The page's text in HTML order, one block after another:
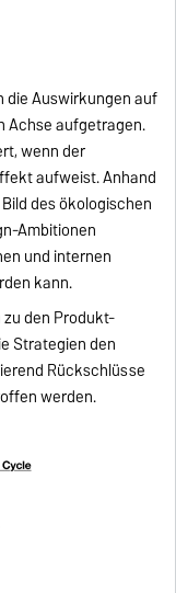
die Auswirkungen auf
Achse aufgetragen.
wenn der
aufweist. Anhand
des ökologischen
Ambitionen
und internen
kann.
den Produkt-
Strategien den
Rückschlüsse
werden.